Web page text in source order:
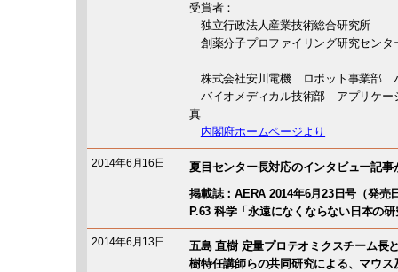
受賞者：
独立行政法人産業技術総合研究所
創薬分子プロファイリング研究セン
株式会社安川電機 ロボット事業部
バイオメディカル技術部 アプリケ
真
内閣府ホームページより
2014年6月16日
夏目センター長対応のインタビュー記
掲載誌：AERA 2014年6月23日号（発売
P.63 科学「永遠になくならない日本の
2014年6月13日
五島 直樹 定量プロテオミクスチーム
樹特任講師らの共同研究による、マウ